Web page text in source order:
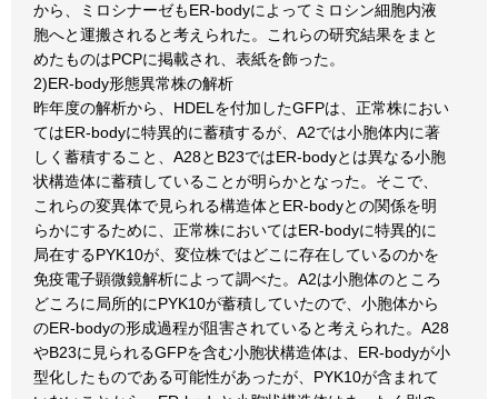
から、ミロシナーゼもER-bodyによってミロシン細胞内液
胞へと運搬されると考えられた。これらの研究結果をまと
めたものはPCPに掲載され、表紙を飾った。
2)ER-body形態異常株の解析
昨年度の解析から、HDELを付加したGFPは、正常株におい
てはER-bodyに特異的に蓄積するが、A2では小胞体内に著
しく蓄積すること、A28とB23ではER-bodyとは異なる小胞
状構造体に蓄積していることが明らかとなった。そこで、
これらの変異体で見られる構造体とER-bodyとの関係を明
らかにするために、正常株においてはER-bodyに特異的に
局在するPYK10が、変位株ではどこに存在しているのかを
免疫電子顕微鏡解析によって調べた。A2は小胞体のところ
どころに局所的にPYK10が蓄積していたので、小胞体から
のER-bodyの形成過程が阻害されていると考えられた。A28
やB23に見られるGFPを含む小胞状構造体は、ER-bodyが小
型化したものである可能性があったが、PYK10が含まれて